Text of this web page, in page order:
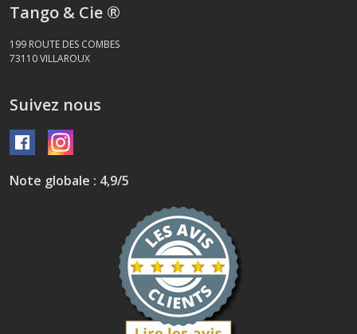
Tango & Cie ®
199 ROUTE DES COMBES
73110VILLAROUX
Suivez nous
Note globale : 4,9/5